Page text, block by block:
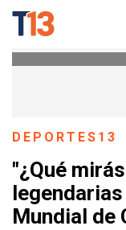
DEPORTES13
"¿Qué
Mundial de